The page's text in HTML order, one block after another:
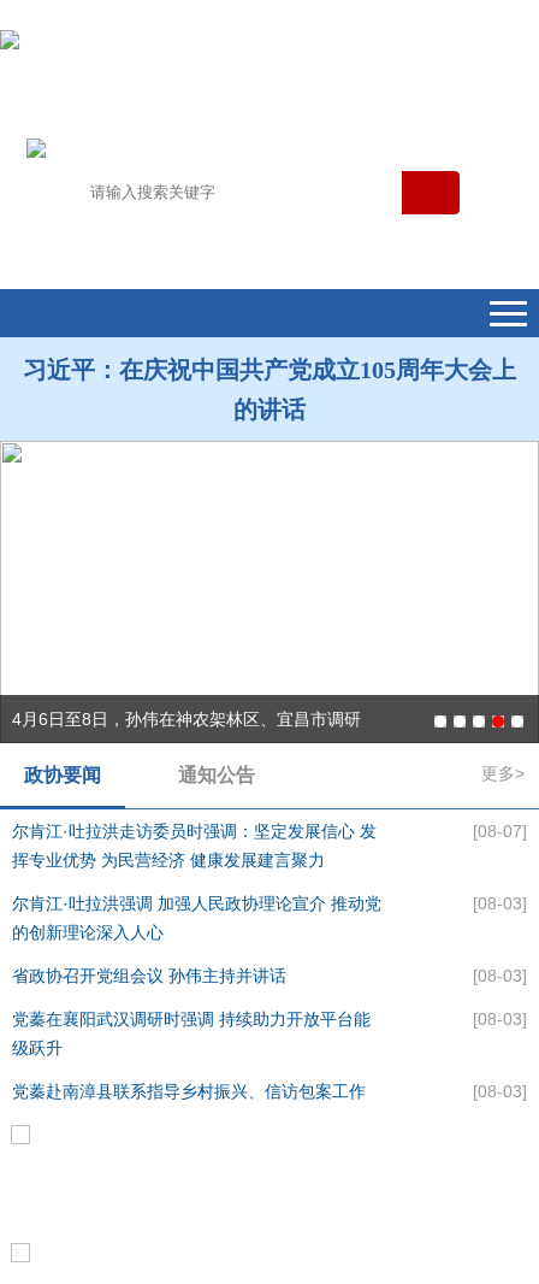
习近平：在庆祝中国共产党成立105周年大会上
的讲话
6月9日，孙伟在鄂州调研
5月18日至20日，孙伟在十堰调研
4月21日至22日，孙伟在黄石市、咸宁市调研
4月6日至8日，孙伟在神农架林区、宜昌市调研
1月29日，王忠林参加省政协十三届四次会议联组讨论
政协要闻 通知公告 更多>
尔肯江·吐拉洪走访委员时强调：坚定发展信心 发
挥专业优势 为民营经济 健康发展建言聚力
[08-07]
尔肯江·吐拉洪强调 加强人民政协理论宣介 推动党
的创新理论深入人心
[08-03]
省政协召开党组会议 孙伟主持并讲话 [08-03]
党蓁在襄阳武汉调研时强调 持续助力开放平台能
级跃升
[08-03]
党蓁赴南漳县联系指导乡村振兴、信访包案工作 [08-03]